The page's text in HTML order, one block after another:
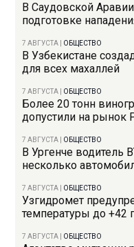
В Саудовской
подготовке
7 АВГУСТА ОБЩЕСТВО
В Узбекистане
для всех махаллей
7 АВГУСТА ОБЩЕСТВО
Более 20 тонн
допустили на рынок
7 АВГУСТА ОБЩЕСТВО
В Ургенче водитель
несколько
7 АВГУСТА ОБЩЕСТВО
Узгидромет
температуры до +42
7 АВГУСТА ОБЩЕСТВО